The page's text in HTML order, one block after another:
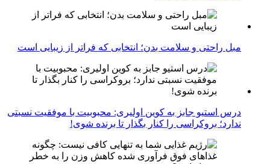
مبل راحتی و سلامت بدن؛ انتخابی که فراتر از زیبایی است
درس استیو جابز به کوین اولیری: محبوبیت با موفقیت نسبتی
ندارد؛ بروکراسی را کنار بگذار تا برنده شوی!